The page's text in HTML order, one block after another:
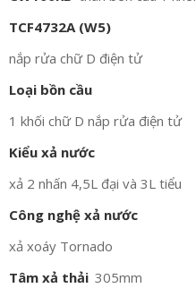
TCF4732A (W5)
nắp rửa chữ D điện tử
Loại bồn cầu
1 khối chữ D nắp rửa điện tử
Kiểu xả nước
xả 2 nhấn 4,5L đại và 3L tiểu
Công nghệ xả nước
xả xoáy Tornado
Tâm xả thải 305mm